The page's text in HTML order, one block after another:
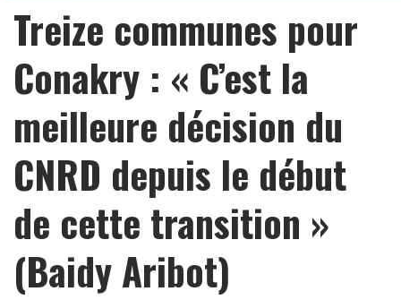
Treize communes pour
Conakry : « C’est la
meilleure décision du
CNRD depuis le début
de cette transition »
(Baidy Aribot)